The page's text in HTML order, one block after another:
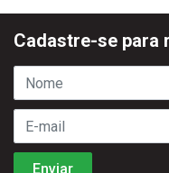
Cadastre-se para